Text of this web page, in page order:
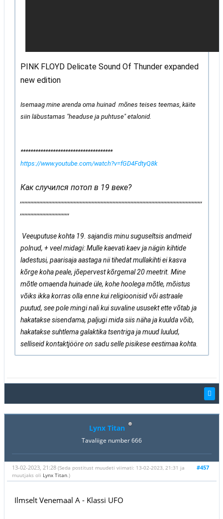
PINK FLOYD Delicate Sound Of Thunder expanded
new edition
Isemaag mine arenda oma huinad mõnes teises teemas, käite
siin läbustamas "headuse ja puhtuse" etalonid.
*************************************
https://www.youtube.com/watch?v=fGD4FdtyQ8k
Как случился потоп в 19 веке?
,,,,,,,,,,,,,,,,,,,,,,,,,,,,,,,,,,,,,,,,,,,,,,,,,,,,,,,,,,,,,,,,,,,,,,,,,,,,,,,,,,,,,,,,,,,,,,,,,,,,,,,,,,,,,,,,,,,,,,,,,,
,,,,,,,,,,,,,,,,,,,,,,,,,,,,,,,,,
Veeuputuse kohta 19. sajandis minu suguseltsis andmeid
polnud, + veel midagi: Mulle kaevati kaev ja nägin kihtide
ladestusi, paarisaja aastaga nii tihedat mullakihti ei kasva
kõrge koha peale, jõepervest kõrgemal 20 meetrit. Mine
mõtle omaenda huinade üle, kohe hoolega mõtle, mõistus
võiks ikka korras olla enne kui religioonisid või astraale
puutud, see pole mingi nali kui suvaline ususekt ette võtab ja
hakatakse sisendama, paljugi mida siis näha ja kuulda võib,
hakatakse suhtlema galaktika tsentriga ja muud luulud,
selliseid kontaktjööre on sadu selle pisikese eestimaa kohta.
Lynx Titan
Tavaliige number 666
#457
13-02-2023, 21:28 (Seda postitust muudeti viimati: 13-02-2023, 21:31 ja
muutjaks oli Lynx Titan.)
Ilmselt Venemaal A - Klassi UFO